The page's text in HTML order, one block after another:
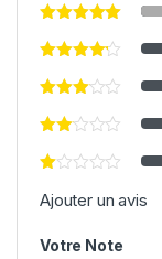
Ajouter un avis
Votre Note